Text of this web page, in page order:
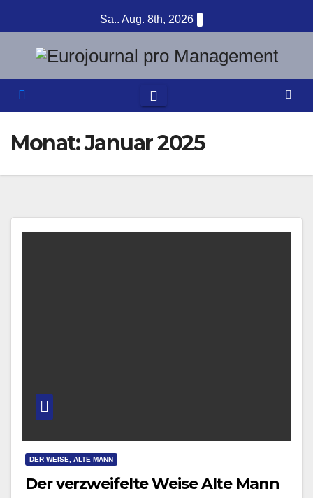
Inhalt
springen
Sa.. Aug. 8th, 2026
Monat:Januar 2025
DER WEISE, ALTE MANN
Der verzweifelte Weise Alte Mann